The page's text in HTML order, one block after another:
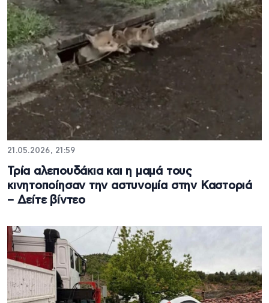
21.05.2026, 21:59
Τρία αλεπουδάκια και η μαμά τους
κινητοποίησαν την αστυνομία στην Καστοριά
– Δείτε βίντεο